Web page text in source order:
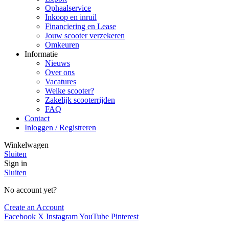
Ophaalservice
Inkoop en inruil
Financiering en Lease
Jouw scooter verzekeren
Omkeuren
Informatie
Nieuws
Over ons
Vacatures
Welke scooter?
Zakelijk scooterrijden
FAQ
Contact
Inloggen / Registreren
Winkelwagen
Sluiten
Sign in
Sluiten
No account yet?
Create an Account
Facebook X InstagramYouTube Pinterest